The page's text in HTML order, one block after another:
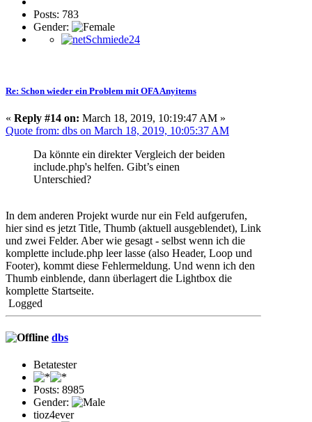
Posts: 783
Gender:
Re: Schon wieder ein Problem mit OFA Anyitems
« Reply #14 on: March 18, 2019, 10:19:47 AM »
Quote from: dbs on March 18, 2019, 10:05:37 AM
Da könnte ein direkter Vergleich der beiden
include.php's helfen. Gibt’s einen
Unterschied?
In dem anderen Projekt wurde nur ein Feld aufgerufen,
hier sind es jetzt Title, Thumb (aktuell ausgeblendet), Link
und zwei Felder. Aber wie gesagt - selbst wenn ich die
komplette include.php leer lasse (also Header, Loop und
Footer), kommt diese Fehlermeldung. Und wenn ich den
Thumb einblende, dann überlagert die Lightbox die
komplette Startseite.
Logged
dbs
Betatester
Posts: 8985
Gender:
tioz4ever